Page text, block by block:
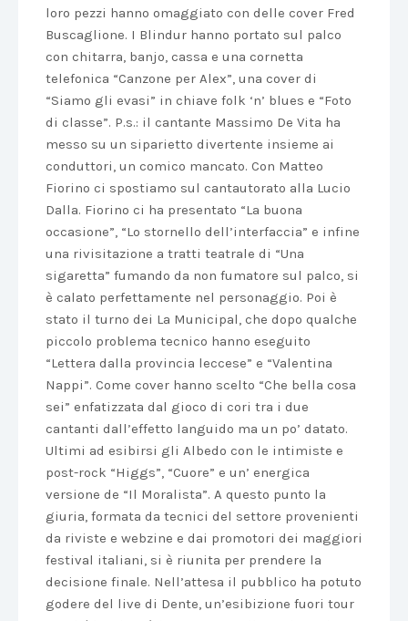
loro pezzi hanno omaggiato con delle cover Fred
Buscaglione. I Blindur hanno portato sul palco
con chitarra, banjo, cassa e una cornetta
telefonica “Canzone per Alex”, una cover di
“Siamo gli evasi” in chiave folk ‘n’ blues e “Foto
di classe”. P.s.: il cantante Massimo De Vita ha
messo su un siparietto divertente insieme ai
conduttori, un comico mancato. Con Matteo
Fiorino ci spostiamo sul cantautorato alla Lucio
Dalla. Fiorino ci ha presentato “La buona
occasione”, “Lo stornello dell’interfaccia” e infine
una rivisitazione a tratti teatrale di “Una
sigaretta” fumando da non fumatore sul palco, si
è calato perfettamente nel personaggio. Poi è
stato il turno dei La Municipal, che dopo qualche
piccolo problema tecnico hanno eseguito
“Lettera dalla provincia leccese” e “Valentina
Nappi”. Come cover hanno scelto “Che bella cosa
sei” enfatizzata dal gioco di cori tra i due
cantanti dall’effetto languido ma un po’ datato.
Ultimi ad esibirsi gli Albedo con le intimiste e
post-rock “Higgs”, “Cuore” e un’ energica
versione de “Il Moralista”. A questo punto la
giuria, formata da tecnici del settore provenienti
da riviste e webzine e dai promotori dei maggiori
festival italiani, si è riunita per prendere la
decisione finale. Nell’attesa il pubblico ha potuto
godere del live di Dente, un’esibizione fuori tour